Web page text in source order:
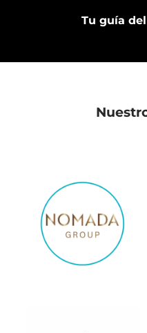
Tu guía